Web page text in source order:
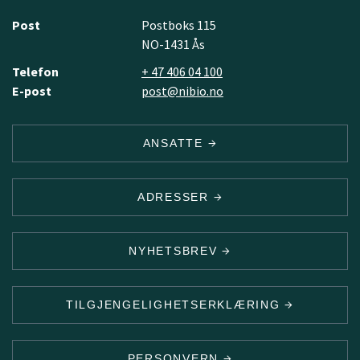
Post
Postboks 115
NO-1431 Ås
Telefon
+ 47 406 04 100
E-post
post@nibio.no
ANSATTE
ADRESSER
NYHETSBREV
TILGJENGELIGHETSERKLÆRING